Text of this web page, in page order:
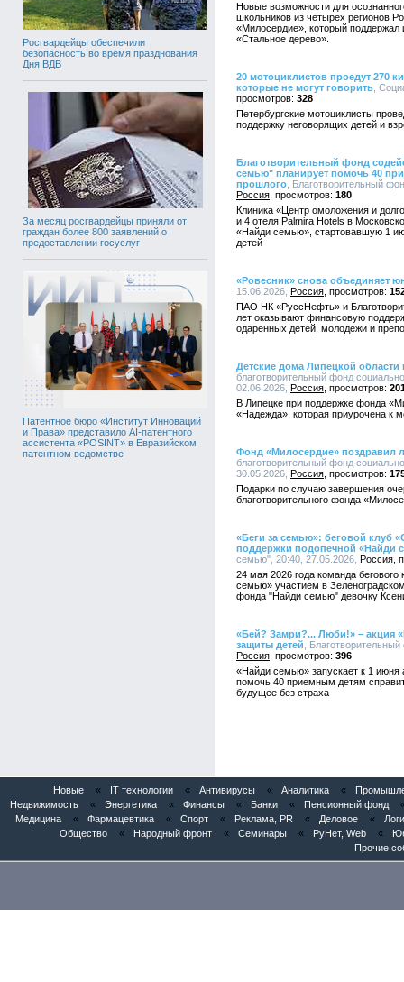
Росгвардейцы обеспечили
безопасность во время празднования
Дня ВДВ
За месяц росгвардейцы приняли от
граждан более 800 заявлений о
предоставлении госуслуг
Патентное бюро «Институт Инноваций
и Права» представило AI-патентного
ассистента «POSINT» в Евразийском
патентном ведомстве
Новые возможности для
школьников из четырех регионов
«Милосердие», который поддержал
«Стальное дерево».
20 мотоциклистов проедут 270
которые не могут говорить ,
328
Петербургские мотоциклисты
поддержку неговорящих детей и
Благотворительный фонд
семью" планирует помочь 40
прошлого , Благотворительный
Россия
180
Клиника «Центр омоложения и
и 4 отеля Palmira Hotels в
«Найди семью», стартовавшую 1
детей
«Ровесник» снова объединяет
15.06.2026, Россия
ПАО НК «РуссНефть» и
лет оказывают финансовую
одаренных детей, молодежи и
Детские дома Липецкой
благотворительный фонд
02.06.2026, Россия
В Липецке при поддержке фонда
«Надежда», которая приурочена к
Фонд «Милосердие» поздравил
благотворительный фонд
30.05.2026, Россия
Подарки по случаю завершения
благотворительного фонда
«Беги за семью»: беговой клуб
поддержки подопечной «Найди
семью", 20:40, 27.05.2026, Россия
24 мая 2026 года команда
семью» участием в
фонда "Найди семью" девочку
«Бей? Замри?... Люби!» – акция
защиты детей ,
Россия
396
«Найди семью» запускает к 1
помочь 40 приемным детям
будущее без страха
Новые « IT технологии « Антивирусы « Аналитика «
Недвижимость
« Энергетика « Финансы « Банки « Пенсионный фонд
Медицина
« Фармацевтика « Спорт « Реклама, PR « Деловое «
Общество
« Народный фронт « Семинары « РуНет, Web «
Прочие